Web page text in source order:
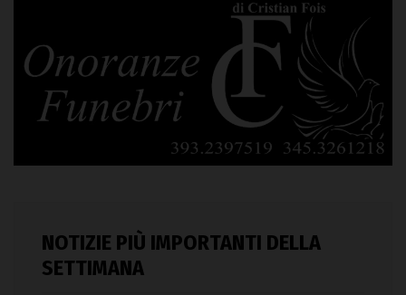
NOTIZIE PIÙ IMPORTANTI DELLA
SETTIMANA